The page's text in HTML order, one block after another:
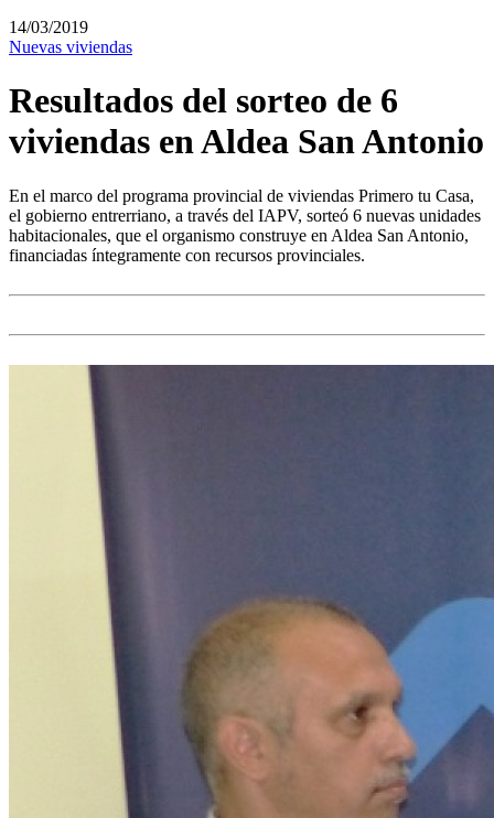
14/03/2019
Nuevas viviendas
Resultados del sorteo de 6
viviendas en Aldea San Antonio
En el marco del programa provincial de viviendas Primero tu Casa,
el gobierno entrerriano, a través del IAPV, sorteó 6 nuevas unidades
habitacionales, que el organismo construye en Aldea San Antonio,
financiadas íntegramente con recursos provinciales.